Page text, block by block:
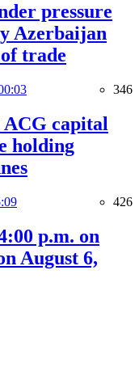
pressure
Azerbaijan
trade
346
ACG capital
holding
426
p.m. on
August 6,